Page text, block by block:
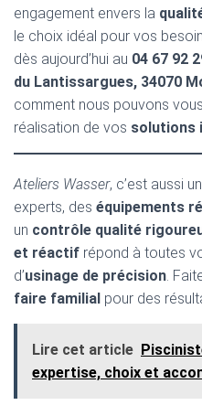
engagement envers la
le choix idéal pour vos
dès aujourd’hui au 04 67 92
du Lantissargues, 34070
comment nous pouvons
réalisation de vos solutions
Ateliers Wasser, c’est aussi
experts, des équipements
un contrôle qualité
et réactif répond à toutes
d’usinage de précision.
faire familial pour des
Lire cet article
expertise, choix et